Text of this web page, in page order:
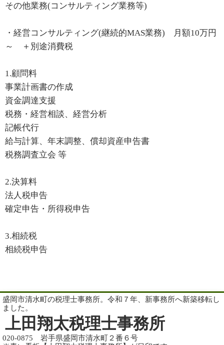
その他業務(コンサルティング業務等)
・経営コンサルティング(継続的MAS業務) 月額10万円
～ ＋別途消費税
1.顧問料
事業計画書の作成
資金調達支援
税務・経営相談、経営分析
記帳代行
給与計算、年末調整、償却資産申告書
税務調査立会 等
2.決算料
法人税申告
確定申告・所得税申告
3.相続税
相続税申告
盛岡市清水町の税理士事務所。令和７年、新事務所へ新築移転し
ました。
上田翔太税理士事務所
020-0875 岩手県盛岡市清水町２番６号